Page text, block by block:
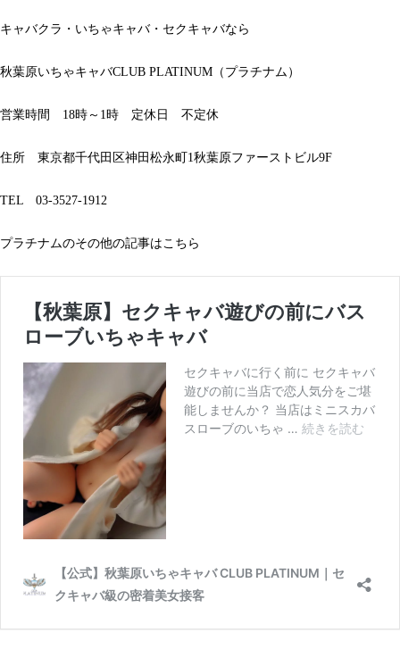
キャバクラ・いちゃキャバ・セクキャバなら
秋葉原いちゃキャバCLUB PLATINUM（プラチナム）
営業時間 18時～1時 定休日 不定休
住所 東京都千代田区神田松永町1秋葉原ファーストビル9F
TEL 03-3527-1912
プラチナムのその他の記事はこちら